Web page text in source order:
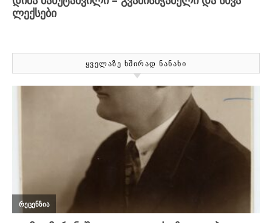
ᲧᲕᲔᲚᲐᲖᲔ ᲮᲨᲘᲠᲐᲓ ᲜᲐᲜᲐᲮᲘ